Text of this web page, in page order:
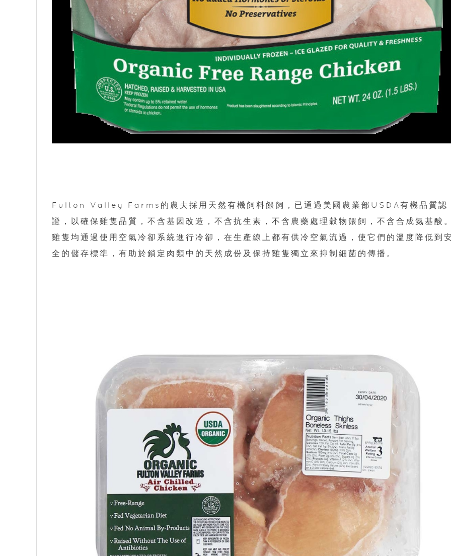
Fulton Valley Farms的農夫採用天然有機飼料餵飼，已通過美國農業部USDA有機品質認
證，以確保雞隻品質，不含基因改造，不含抗生素，不含農藥處理穀物餵飼，不含合成氨基酸
雞隻均通過使用空氣冷卻系統進行冷卻，在生產線上都有供冷空氣流過，使它們的溫度降低到
全的儲存標準，有助於鎖定肉類中的天然成份及保持雞隻獨立來抑制細菌的傳播。